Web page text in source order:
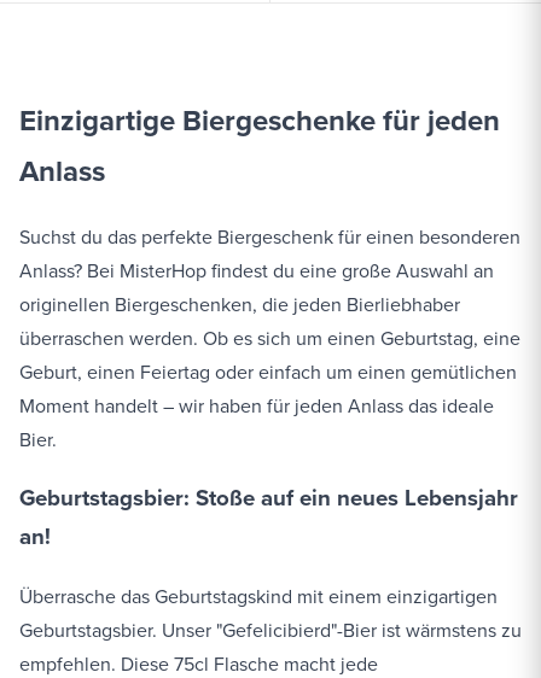
Einzigartige Biergeschenke für jeden
Anlass
Suchst du das perfekte Biergeschenk für einen besonderen
Anlass? Bei MisterHop findest du eine große Auswahl an
originellen Biergeschenken, die jeden Bierliebhaber
überraschen werden. Ob es sich um einen Geburtstag, eine
Geburt, einen Feiertag oder einfach um einen gemütlichen
Moment handelt – wir haben für jeden Anlass das ideale
Bier.
Geburtstagsbier: Stoße auf ein neues Lebensjahr
an!
Überrasche das Geburtstagskind mit einem einzigartigen
Geburtstagsbier. Unser "Gefelicibierd"-Bier ist wärmstens zu
empfehlen. Diese 75cl Flasche macht jede